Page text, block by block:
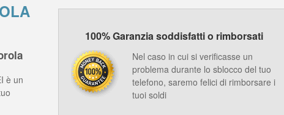
è un
100% Garanzia soddisfatti o rimborsati
Nel caso in cui si verificasse un
problema durante lo sblocco del tuo
telefono, saremo felici di rimborsare i
tuoi soldi